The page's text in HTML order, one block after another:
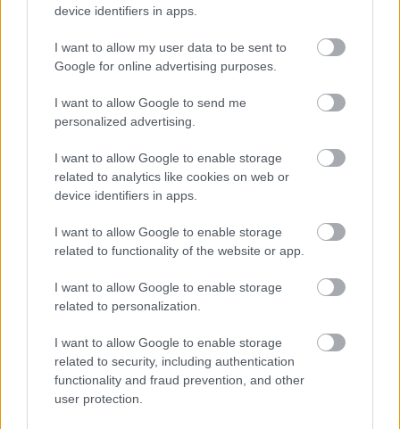
device identifiers in apps.
I want to allow my user data to be sent to
Google for online advertising purposes.
I want to allow Google to send me
personalized advertising.
I want to allow Google to enable storage
related to analytics like cookies on web or
device identifiers in apps.
I want to allow Google to enable storage
related to functionality of the website or app.
I want to allow Google to enable storage
related to personalization.
I want to allow Google to enable storage
related to security, including authentication
functionality and fraud prevention, and other
user protection.
Στο ταμπλό,η μετοχή της Abivax υποχωρεί 31%
μετά τα αρνητικά αποτελέσματα που ανακοίνωσε
η γαλλική εταιρεία βιοτεχνολογίας σχετικά με την
κλινική δοκιμή φαρμάκου για την ελκώδη κολίτιδα,
καθώς αρκετοί ασθενείς διαπιστώθηκε ότι είχαν
αναπτύξει καρκίνο.
Ακολουθήστε τοinsider.gr στο Google News